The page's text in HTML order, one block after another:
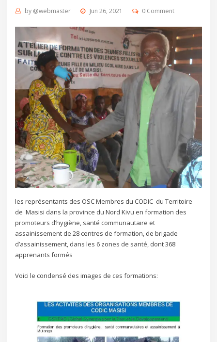
by @webmaster Jun 26, 2021 0 Comment
les représentants des OSC Membres du CODIC du Territoire
de Masisi dans la province du Nord Kivu en formation des
promoteurs d’hygiène, santé communautaire et
assainissement de 28 centres de formation, de brigade
d’assainissement, dans les 6 zones de santé, dont 368
apprenants formés
Voici le condensé des images de ces formations: